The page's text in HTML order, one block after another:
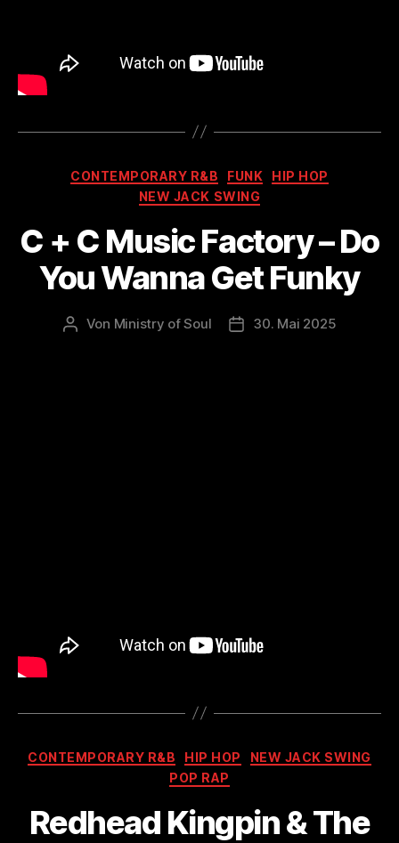
Kategorien
CONTEMPORARY R&B FUNK
HIP HOP
NEW JACK SWING
C + C Music Factory – Do
You Wanna Get Funky
Beitragsautor
Von Ministry of Soul Veröffentlichungsdatum
30. Mai 2025
Kategorien
CONTEMPORARY R&B HIP HOP
NEW JACK SWING
POP RAP
Redhead Kingpin & The